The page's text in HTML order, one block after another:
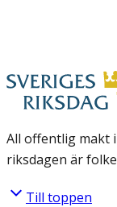
All offentlig makt
riksdagen är
Till toppen